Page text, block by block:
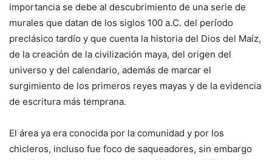
importancia se debe al descubrimiento de una serie de
murales que datan de los siglos 100 a.C. del período
preclásico tardío y que cuenta la historia del Dios del Maíz,
de la creación de la civilización maya, del origen del
universo y del calendario, además de marcar el
surgimiento de los primeros reyes mayas y de la evidencia
de escritura más temprana.
El área ya era conocida por la comunidad y por los
chicleros, incluso fue foco de saqueadores, sin embargo